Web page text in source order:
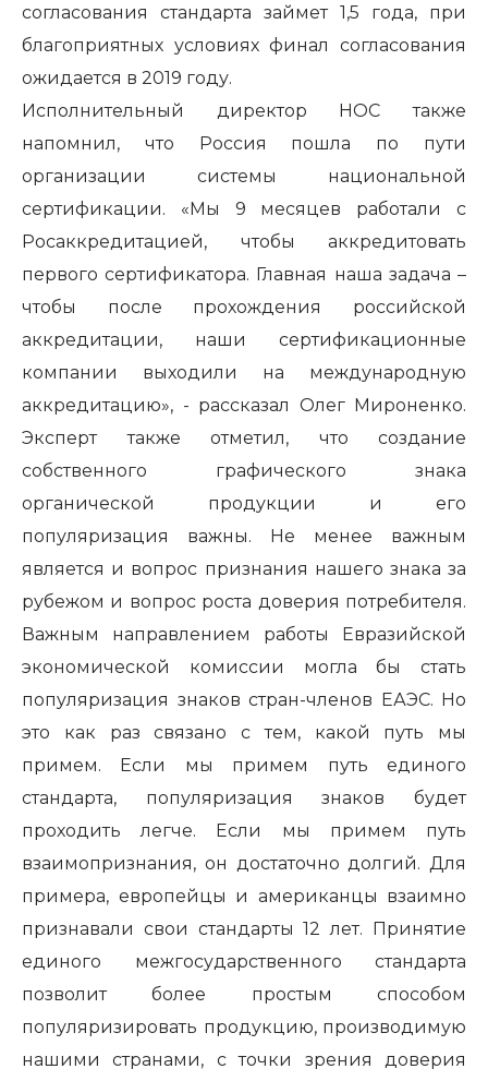
согласования стандарта займет 1,5 года, при
благоприятных условиях финал согласования
ожидается в 2019 году.
Исполнительный директор НОС также
напомнил, что Россия пошла по пути
организации системы национальной
сертификации. «Мы 9 месяцев работали с
Росаккредитацией, чтобы аккредитовать
первого сертификатора. Главная наша задача –
чтобы после прохождения российской
аккредитации, наши сертификационные
компании выходили на международную
аккредитацию», - рассказал Олег Мироненко.
Эксперт также отметил, что создание
собственного графического знака
органической продукции и его
популяризация важны. Не менее важным
является и вопрос признания нашего знака за
рубежом и вопрос роста доверия потребителя.
Важным направлением работы Евразийской
экономической комиссии могла бы стать
популяризация знаков стран-членов ЕАЭС. Но
это как раз связано с тем, какой путь мы
примем. Если мы примем путь единого
стандарта, популяризация знаков будет
проходить легче. Если мы примем путь
взаимопризнания, он достаточно долгий. Для
примера, европейцы и американцы взаимно
признавали свои стандарты 12 лет. Принятие
единого межгосударственного стандарта
позволит более простым способом
популяризировать продукцию, производимую
нашими странами, с точки зрения доверия